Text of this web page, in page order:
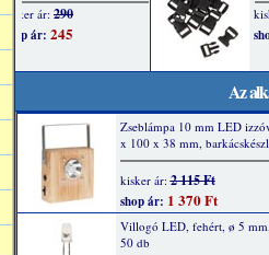
Az
Zseblámpa 10 mm LED
x 100 x 38 mm,
kisker ár:2 115 Ft
shop ár: 1 370 Ft
Villogó LED, fehért, ø 5
50 db